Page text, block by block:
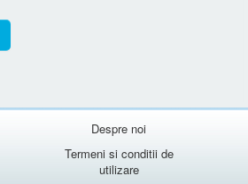
Despre noi
Termeni si conditii de
utilizare